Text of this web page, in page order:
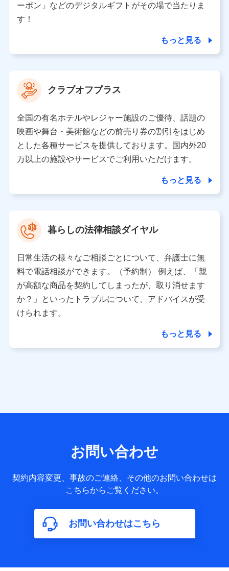
個人情報の第三者提供について
当社は利用目的の達成に必要な範囲内において個人情報
の取り扱いの全部または一部を委託する場合がありま
す。
個人データの共同利用
当社は株式会社NTTドコモとの間で、以下のとおり個
人データを共同利用します。
氏名、電話番号、メールアドレス、お客さまの識別子、属
性、連絡先、dポイントサービスのご利用に関する情報。例
として、dポイントカード番号、性別、年齢、家族構成、住
所、dポイント残高、dポイント利用履歴などが含まれます。
利用情報
当社又は株式会社NTTドコモが提供する各種サービスなどの
ご契約・ご利用などに関する情報。例として、当社又は株式
会社NTTドコモが提供する各種サービスのご契約状態・ご利
用履歴インターネット利用時の行動に関する情報、アプリケ
ーション利用時の行動に関する情報、購入されたサービスや
当社又は株式会社NTTドコモが提供する保険関連サービスに
送信履歴などの情報）が含まれます。
約に関する情報。例として、保険契約者及び被保険者の氏
名、住所、生年月日、性別、保険契約者と被保険者の関係、
保険加入の目的、保険商品の内容、保険料、保険料のお支払
年数などの情報、ペットの種類や年齢などの情報などが含ま
れます。
【共同して利用する者の範囲】
株式会社NTTドコモ
ーポン」などのデジタルギフトがその場で当たりま
す！
もっと見る
クラブオフプラス
全国の有名ホテルやレジャー施設のご優待、話題の
映画や舞台・美術館などの前売り券の割引をはじめ
とした各種サービスを提供しております。国内外20
万以上の施設やサービスでご利用いただけます。
もっと見る
暮らしの法律相談ダイヤル
日常生活の様々なご相談ごとについて、弁護士に無
料で電話相談ができます。（予約制） 例えば、「親
が高額な商品を契約してしまったが、取り消せます
か？」といったトラブルについて、アドバイスが受
けられます。
もっと見る
お問い合わせ
契約内容変更、事故のご連絡、その他のお問い合わせは
こちらからご覧ください。
お問い合わせはこちら